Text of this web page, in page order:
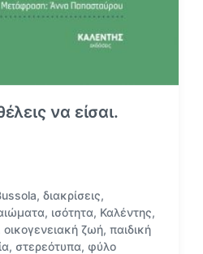
να είσαι.
, διακρίσεις,
, ισότητα, Καλέντης,
οικογενειακή ζωή, παιδική
, στερεότυπα, φύλο